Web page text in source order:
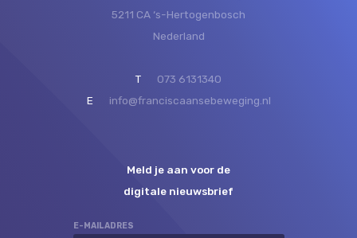
5211 CA ‘s-Hertogenbosch
Nederland
T
073 6131340
E
info@franciscaansebeweging.nl
Meld je aan voor de
digitale nieuwsbrief
E-MAILADRES